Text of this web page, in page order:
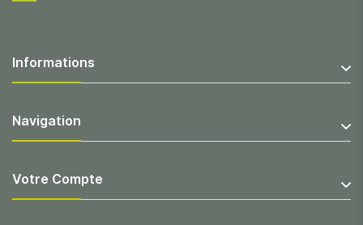
Informations
Navigation
Votre Compte